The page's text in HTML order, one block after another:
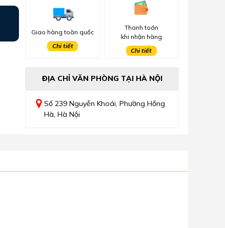
Giao hàng toàn quốc
Chi tiết
Thanh toán
khi nhận hàng
Chi tiết
ĐỊA CHỈ VĂN PHÒNG TẠI HÀ NỘI
Số 239 Nguyễn Khoái, Phường Hồng
Hà, Hà Nội